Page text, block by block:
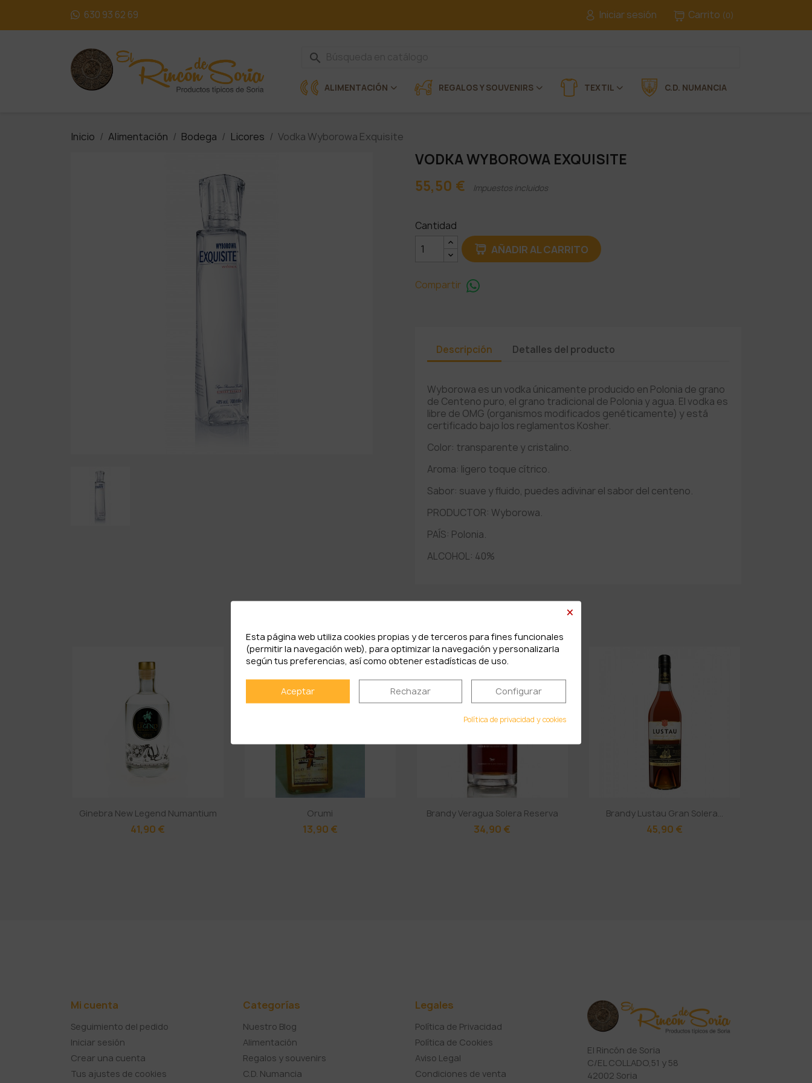
630 93 62 69 Iniciar sesión Carrito (0)
search
ALIMENTACIÓN REGALOS Y SOUVENIRS TEXTIL C.D. NUMANCIA
Inicio Alimentación Bodega Licores Vodka Wyborowa Exquisite
VODKA WYBOROWA EXQUISITE
55,50 €
Impuestos incluidos
Cantidad
AÑADIR AL CARRITO
Compartir
Descripción Detalles del producto
Wyborowa es un vodka únicamente producido en Polonia de grano
de Centeno puro, el grano tradicional de Polonia y agua. El vodka es
libre de OMG (organismos modificados genéticamente) y está
certificado bajo los reglamentos Kosher.
Color: transparente y cristalino.
Aroma: ligero toque cítrico.
Sabor: suave y fluido, puedes adivinar el sabor del centeno.
PRODUCTOR: Wyborowa.
PAÍS: Polonia.
ALCOHOL: 40%
Ginebra New Legend Numantium
41,90 €
Orumi
13,90 €
Brandy Veragua Solera Reserva
34,90 €
Brandy Lustau Gran Solera...
45,90 €
Mi cuenta
Seguimiento del pedido
Iniciar sesión
Crear una cuenta
Tus ajustes de cookies
Categorías
Nuestro Blog
Alimentación
Regalos y souvenirs
C.D. Numancia
Legales
Política de Privacidad
Política de Cookies
Aviso Legal
Condiciones de venta
El Rincón de Soria
C/EL COLLADO,51 y 58
42002 Soria
×
Esta página web utiliza cookies propias y de terceros para fines funcionales
(permitir la navegación web), para optimizar la navegación y personalizarla
según tus preferencias, así como obtener estadísticas de uso.
Aceptar Rechazar Configurar
Política de privacidad y cookies